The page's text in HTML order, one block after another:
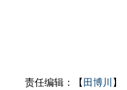
责任编辑：【 田博川 】